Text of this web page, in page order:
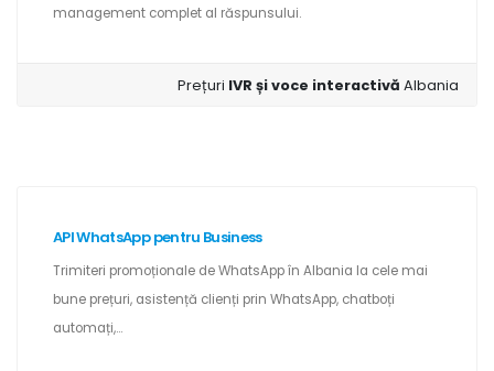
management complet al răspunsului.
Prețuri IVR și voce interactivăAlbania
API WhatsApp pentru Business
Trimiteri promoționale de WhatsApp în Albania la cele mai
bune prețuri, asistență clienți prin WhatsApp, chatboți
automați,...